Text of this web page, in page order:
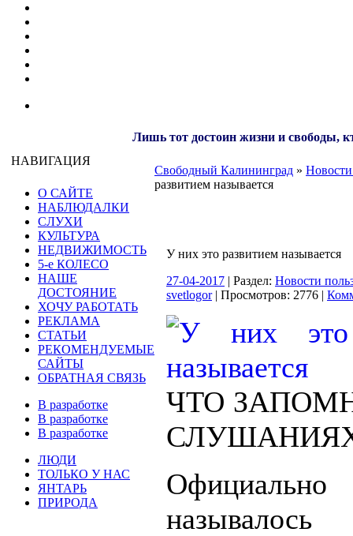
Лишь тот достоин жизни и свободы,
НАВИГАЦИЯ
О САЙТЕ
НАБЛЮДАЛКИ
СЛУХИ
КУЛЬТУРА
НЕДВИЖИМОСТЬ
5-е КОЛЕСО
НАШЕ
ДОСТОЯНИЕ
ХОЧУ РАБОТАТЬ
РЕКЛАМА
СТАТЬИ
РЕКОМЕНДУЕМЫЕ
САЙТЫ
ОБРАТНАЯ СВЯЗЬ
В разработке
В разработке
В разработке
ЛЮДИ
ТОЛЬКО У НАС
ЯНТАРЬ
ПРИРОДА
Свободный Калининград » Новости
развитием называется
У них это развитием называется
27-04-2017 | Раздел: Новости
svetlogor| Просмотров: 2776 |
ЧТО
СЛУШАНИЯХ
называлось